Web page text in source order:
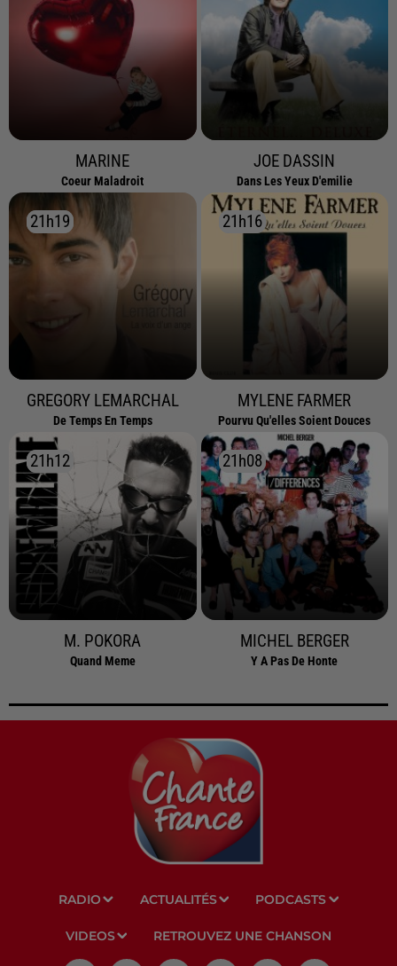
MARINE
Coeur Maladroit
JOE DASSIN
Dans Les Yeux D'emilie
21h19
21h19
GREGORY LEMARCHAL
De Temps En Temps
21h16
21h16
MYLENE FARMER
Pourvu Qu'elles Soient Douces
21h12
21h12
M. POKORA
Quand Meme
21h08
21h08
MICHEL BERGER
Y A Pas De Honte
RADIO ACTUALITÉS PODCASTS
VIDEOS RETROUVEZ UNE CHANSON